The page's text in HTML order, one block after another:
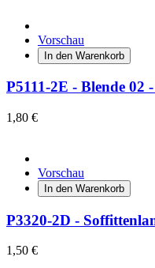
Vorschau
In den Warenkorb
P5111-2E - Blende 02
1,80 €
Vorschau
In den Warenkorb
P3320-2D -
1,50 €